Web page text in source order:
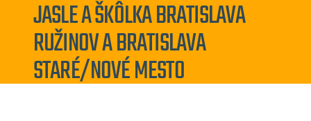
JASLE A ŠKÔLKA BRATISLAVA
RUŽINOV A BRATISLAVA
STARÉ/NOVÉ MESTO